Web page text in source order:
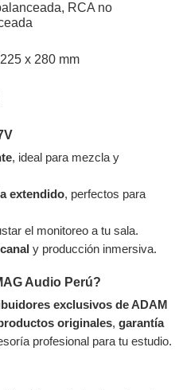
RCA no
x 280 mm
, ideal para mezcla y
extendido, perfectos para
el monitoreo a tu sala.
y producción inmersiva.
Audio Perú?
exclusivos de ADAM
originales, garantía
profesional para tu estudio.